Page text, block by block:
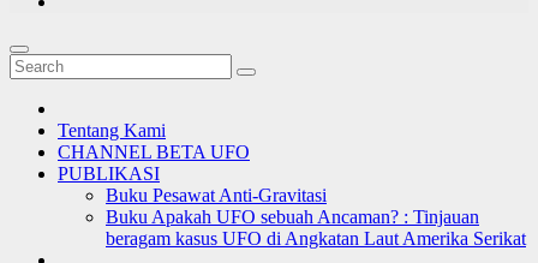
Tentang Kami
CHANNEL BETA UFO
PUBLIKASI
Buku Pesawat Anti-Gravitasi
Buku Apakah UFO sebuah Ancaman? : Tinjauan
beragam kasus UFO di Angkatan Laut Amerika Serikat